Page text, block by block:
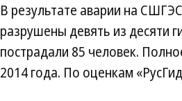
В результате аварии на
разрушены девять из десяти
пострадали 85 человек.
2014 года. По оценкам